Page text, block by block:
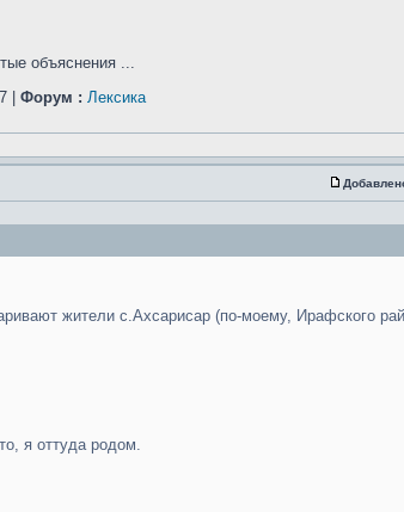
объяснения ...
| Форум : Лексика
жители с.Ахсарисар (по-моему, Ирафского
я оттуда родом.